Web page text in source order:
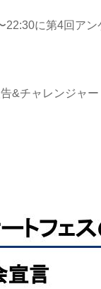
22:30に第4回ア
&チャレンジャ